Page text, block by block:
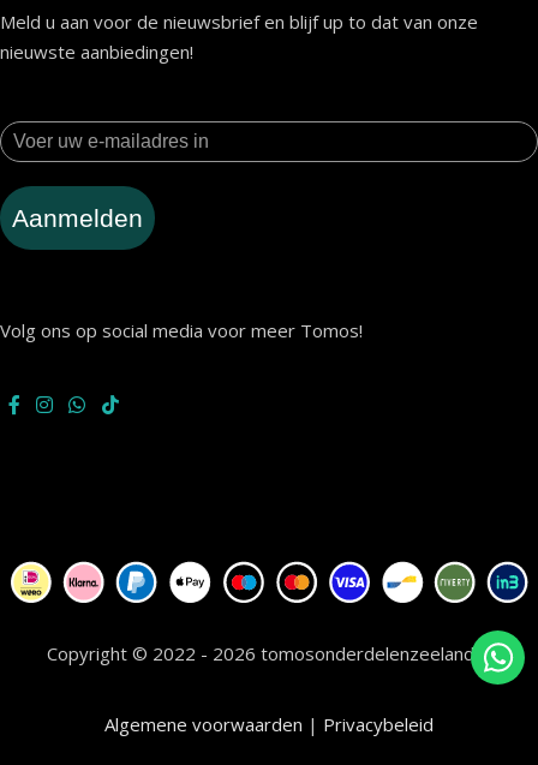
Meld u aan voor de nieuwsbrief en blijf up to dat van onze
nieuwste aanbiedingen!
Aanmelden
Volg ons op social media voor meer Tomos!
Copyright © 2022 - 2026 tomosonderdelenzeeland.nl
Algemene voorwaarden | Privacybeleid